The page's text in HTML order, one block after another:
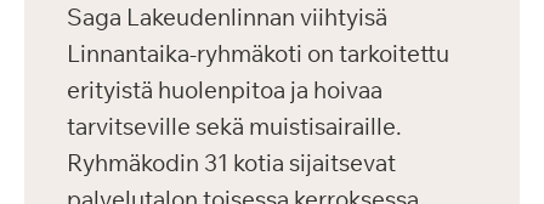
Saga Lakeudenlinnan viihtyisä
Linnantaika-ryhmäkoti on tarkoitettu
erityistä huolenpitoa ja hoivaa
tarvitseville sekä muistisairaille.
Ryhmäkodin 31 kotia sijaitsevat